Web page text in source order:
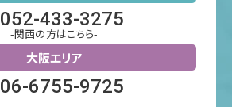
052-433-3275
-関西の方はこちら-
大阪エリア
06-6755-9725